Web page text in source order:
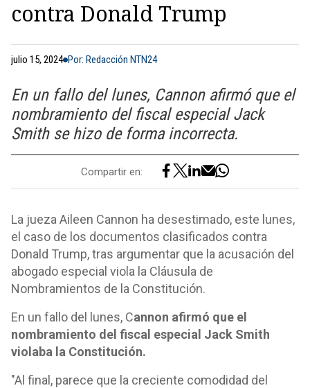
contra Donald Trump
julio 15, 2024 Por: Redacción NTN24
En un fallo del lunes, Cannon afirmó que el
nombramiento del fiscal especial Jack
Smith se hizo de forma incorrecta.
Compartir en:
La jueza Aileen Cannon ha desestimado, este lunes,
el caso de los documentos clasificados contra
Donald Trump, tras argumentar que la acusación del
abogado especial viola la Cláusula de
Nombramientos de la Constitución.
En un fallo del lunes, Cannon afirmó que el
nombramiento del fiscal especial Jack Smith
violaba la Constitución.
"Al final, parece que la creciente comodidad del